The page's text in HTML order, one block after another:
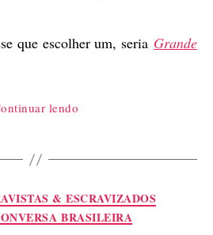
que escolher um, seria Grande
lendo
de
Rosa”
Categorias
& ESCRAVIZADOS
BRASILEIRA